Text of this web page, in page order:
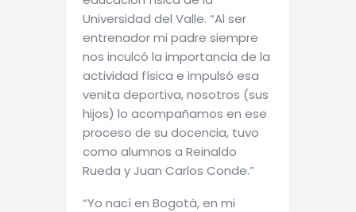
Universidad del Valle. “Al ser
entrenador mi padre siempre
nos inculcó la importancia de la
actividad física e impulsó esa
venita deportiva, nosotros (sus
hijos) lo acompañamos en ese
proceso de su docencia, tuvo
como alumnos a Reinaldo
Rueda y Juan Carlos Conde.”
“Yo nací en Bogotá, en mi